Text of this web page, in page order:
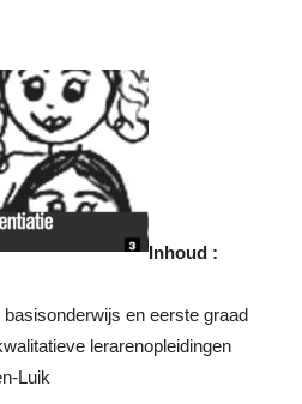
Inhoud :
en eerste graad
lerarenopleidingen
Luik